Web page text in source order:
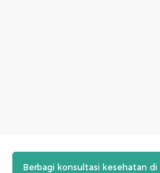
Berbagi konsultasi kesehatan di